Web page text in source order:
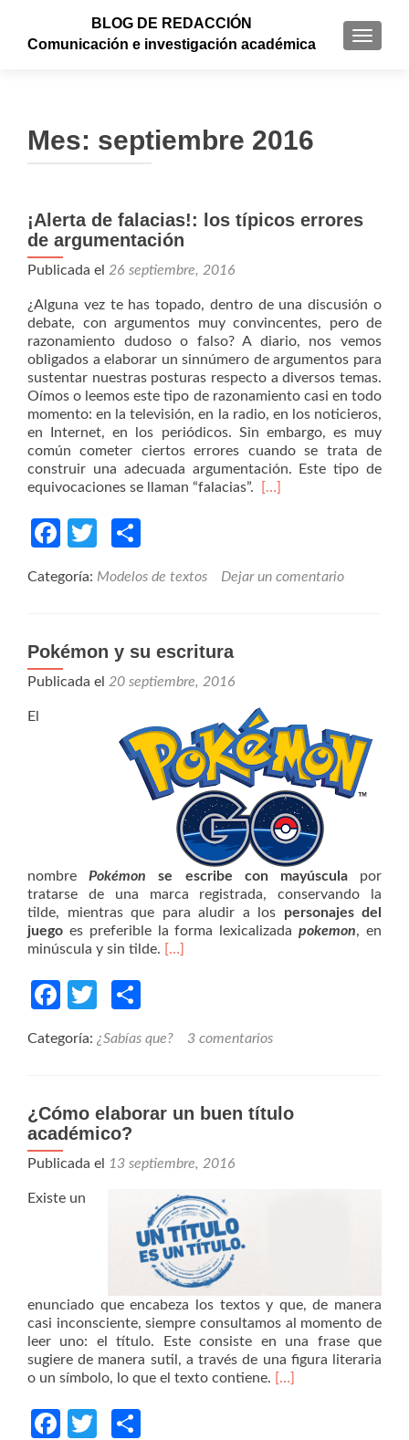
BLOG DE REDACCIÓN
Comunicación e investigación académica
Mes: septiembre 2016
¡Alerta de falacias!: los típicos errores
de argumentación
Publicada el 26 septiembre, 2016
¿Alguna vez te has topado, dentro de una discusión o
debate, con argumentos muy convincentes, pero de
razonamiento dudoso o falso? A diario, nos vemos
obligados a elaborar un sinnúmero de argumentos para
sustentar nuestras posturas respecto a diversos temas.
Oímos o leemos este tipo de razonamiento casi en todo
momento: en la televisión, en la radio, en los noticieros,
en Internet, en los periódicos. Sin embargo, es muy
común cometer ciertos errores cuando se trata de
construir una adecuada argumentación. Este tipo de
equivocaciones se llaman “falacias”.
[…]
Facebook
Twitter
Categoría: Modelos de textos Dejar un comentario
Pokémon y su escritura
Publicada el 20 septiembre, 2016
El
nombrePokémon se escribe con mayúsculapor
tratarse de una marca registrada, conservando la
tilde,
mientras que para aludir a los personajes del
juego es preferible la forma lexicalizadapokemon, en
minúscula y sin tilde.
[…]
Facebook
Twitter
Categoría: ¿Sabías que? 3 comentarios
¿Cómo elaborar un buen título
académico?
Publicada el 13 septiembre, 2016
Existe un
enunciado que encabeza los textos y que, de manera
casi inconsciente, siempre consultamos al momento de
leer uno: el título. Este consiste en una frase que
sugiere de manera sutil, a través de una figura literaria
o un símbolo, lo que el texto contiene.
[…]
Facebook
Twitter